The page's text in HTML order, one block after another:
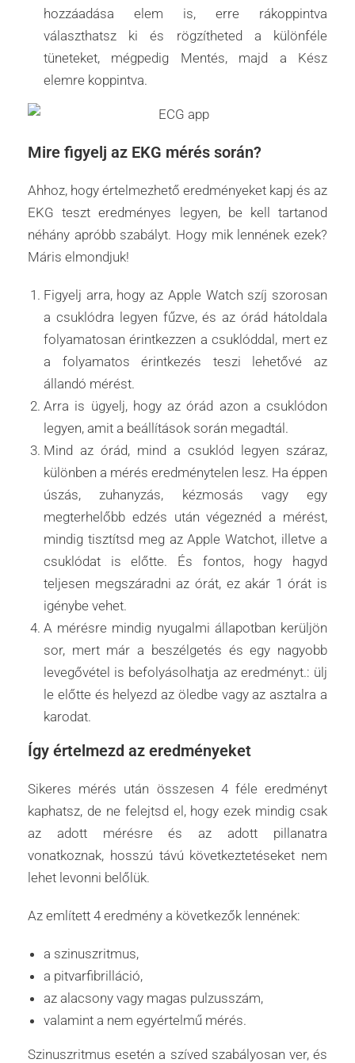
hozzáadása elem is, erre rákoppintva
választhatsz ki és rögzítheted a különféle
tüneteket, mégpedig Mentés, majd a Kész
elemre koppintva.
Mire figyelj az EKG mérés során?
Ahhoz, hogy értelmezhető eredményeket kapj és az
EKG teszt eredményes legyen, be kell tartanod
néhány apróbb szabályt. Hogy mik lennének ezek?
Máris elmondjuk!
Figyelj arra, hogy az Apple Watch szíj szorosan
a csuklódra legyen fűzve, és az órád hátoldala
folyamatosan érintkezzen a csuklóddal, mert ez
a folyamatos érintkezés teszi lehetővé az
állandó mérést.
Arra is ügyelj, hogy az órád azon a csuklódon
legyen, amit a beállítások során megadtál.
Mind az órád, mind a csuklód legyen száraz,
különben a mérés eredménytelen lesz. Ha éppen
úszás, zuhanyzás, kézmosás vagy egy
megterhelőbb edzés után végeznéd a mérést,
mindig tisztítsd meg az Apple Watchot, illetve a
csuklódat is előtte. És fontos, hogy hagyd
teljesen megszáradni az órát, ez akár 1 órát is
igénybe vehet.
A mérésre mindig nyugalmi állapotban kerüljön
sor, mert már a beszélgetés és egy nagyobb
levegővétel is befolyásolhatja az eredményt.: ülj
le előtte és helyezd az öledbe vagy az asztalra a
karodat.
Így értelmezd az eredményeket
Sikeres mérés után összesen 4 féle eredményt
kaphatsz, de ne felejtsd el, hogy ezek mindig csak
az adott mérésre és az adott pillanatra
vonatkoznak, hosszú távú következtetéseket nem
lehet levonni belőlük.
Az említett 4 eredmény a következők lennének:
a szinuszritmus,
a pitvarfibrilláció,
az alacsony vagy magas pulzusszám,
valamint a nem egyértelmű mérés.
Szinuszritmus esetén a szíved szabályosan ver, és